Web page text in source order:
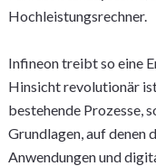
Hochleistungsrechner.
Infineon treibt so eine
Hinsicht revolutionär
bestehende Prozesse,
Grundlagen, auf denen
Anwendungen und